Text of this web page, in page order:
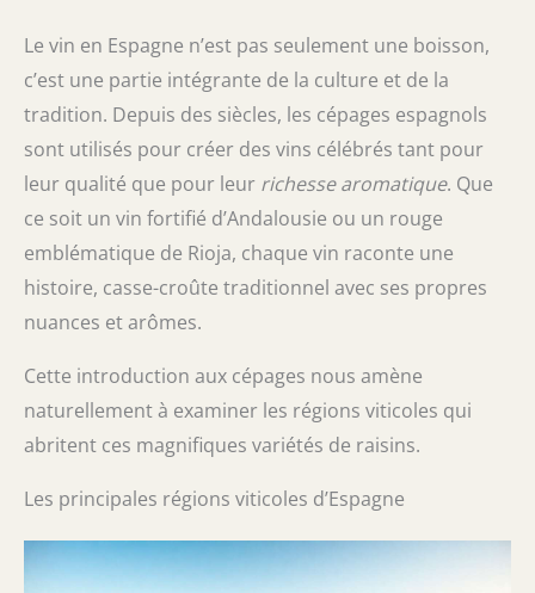
Le vin en Espagne n’est pas seulement une boisson,
c’est une partie intégrante de la culture et de la
tradition. Depuis des siècles, les cépages espagnols
sont utilisés pour créer des vins célébrés tant pour
leur qualité que pour leur richesse aromatique. Que
ce soit un vin fortifié d’Andalousie ou un rouge
emblématique de Rioja, chaque vin raconte une
histoire, casse-croûte traditionnel avec ses propres
nuances et arômes.
Cette introduction aux cépages nous amène
naturellement à examiner les régions viticoles qui
abritent ces magnifiques variétés de raisins.
Les principales régions viticoles d’Espagne